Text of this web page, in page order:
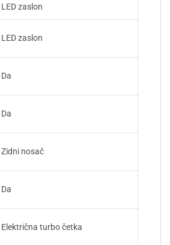
LED zaslon
LED zaslon
Da
Da
Zidni nosač
Da
Električna turbo četka